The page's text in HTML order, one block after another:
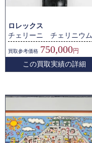
ロレックス
チェリーニ チェリニウム
買取参考価格 750,000円
この買取実績の詳細